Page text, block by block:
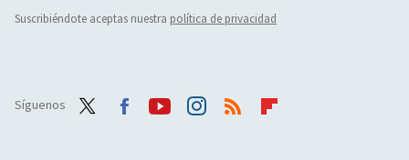
Suscribiéndote aceptas nuestra política de privacidad
Síguenos